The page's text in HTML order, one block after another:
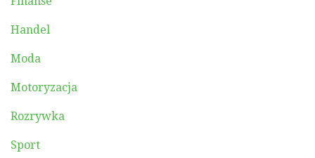
Handel
Moda
Motoryzacja
Rozrywka
Sport